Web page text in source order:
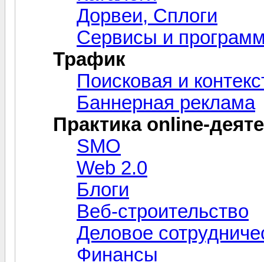
Дорвеи, Сплоги
Сервисы и
Трафик
Поисковая и
Баннерная реклама
Практика online-
SMO
Web 2.0
Блоги
Веб-строительство
Деловое
Финансы